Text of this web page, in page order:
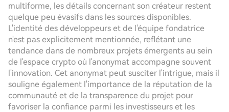
multiforme, les détails concernant son créateur restent
quelque peu évasifs dans les sources disponibles.
L'identité des développeurs et de l'équipe fondatrice
n'est pas explicitement mentionnée, reflétant une
tendance dans de nombreux projets émergents au sein
de l'espace crypto où l'anonymat accompagne souvent
l'innovation. Cet anonymat peut susciter l'intrigue, mais il
souligne également l'importance de la réputation de la
communauté et de la transparence du projet pour
favoriser la confiance parmi les investisseurs et les